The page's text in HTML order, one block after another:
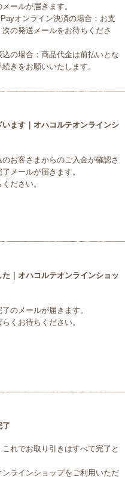
ールが届きます。
オンライン決済の場合：お支
の発送メールをお待ちくださ
込の場合：商品代金は前払いとな
きをお願いいたします。
います｜オハコルテオンラインシ
お客さまからのご入金が確認さ
メールが届きます。
ださい。
た｜オハコルテオンラインショッ
のメールが届きます。
くお待ちください。
了
れでお取り引きはすべて完了と
ンラインショップをご利用いただ